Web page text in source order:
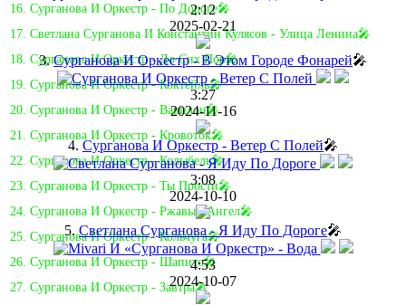
16. Сурганова И Оркестр - По Дороге🎤
17. Светлана Сурганова И Константин Кулясов - Улица Ленина🎤
18. Сурганова И Оркестр - До Сих Пор🎤
19. Сурганова И Оркестр - Коктейль🎤
20. Сурганова И Оркестр - Вавилон🎤
21. Сурганова И Оркестр - Кровоток🎤
22. Сурганова И Оркестр - Колыбель🎤
23. Сурганова И Оркестр - Ты Прости🎤
24. Сурганова И Оркестр - Ржавый Ангел🎤
25. Сурганова И Оркестр - Кольчуга🎤
26. Сурганова И Оркестр - Шапито🎤
27. Сурганова И Оркестр - Завтра🎤
2:12
2025-02-21
3.Сурганова И Оркестр - В Этом Городе Фонарей🎤
3:27
2024-11-16
4. Сурганова И Оркестр - Ветер С Полей🎤
3:08
2024-10-10
5. Светлана Сурганова - Я Иду По Дороге🎤
4:53
2024-10-07